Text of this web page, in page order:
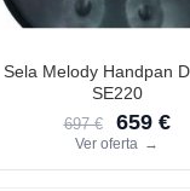
Sela Melody Handpan
SE220
697 € 659 €
Ver oferta →